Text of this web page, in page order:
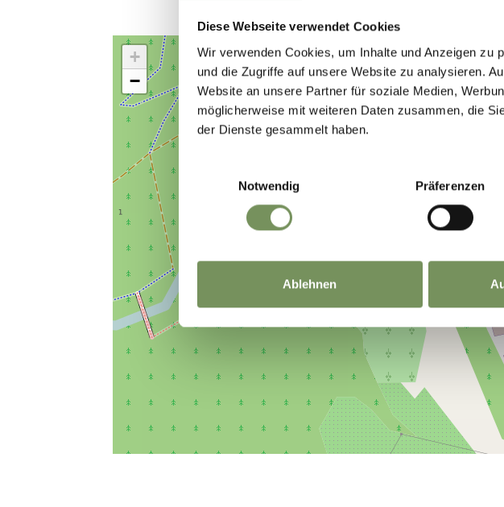
Diese Webseite verwendet Cookies
Wir verwenden Cookies, um Inhalte und Anzeigen zu
und die Zugriffe auf unsere Website zu analysieren.
Website an unsere Partner für soziale Medien,
möglicherweise mit weiteren Daten zusammen, die
der Dienste gesammelt haben.
Notwendig
Präferenzen
Ablehnen
+
−